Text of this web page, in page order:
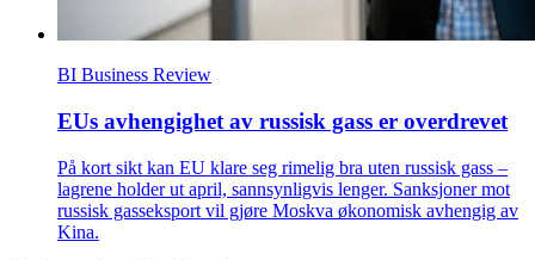
BI Business Review
EUs avhengighet av russisk gass er overdrevet
På kort sikt kan EU klare seg rimelig bra uten russisk gass –
lagrene holder ut april, sannsynligvis lenger. Sanksjoner mot
russisk gasseksport vil gjøre Moskva økonomisk avhengig av
Kina.